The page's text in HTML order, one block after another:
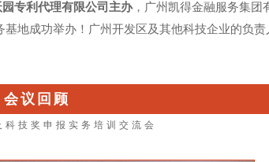
园专利代理有限公司主办，广州凯得金融服务集团
地成功举办！广州开发区及其他科技企业的负
会议回顾
技奖申报实务培训交流会